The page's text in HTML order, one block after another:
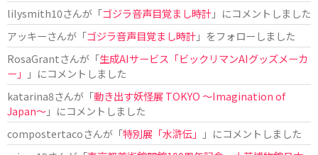
lilysmith10さんが「ゴジラ音声目覚まし時計」にコメントしました
アッキーさんが「ゴジラ音声目覚まし時計」をフォローしました
RosaGrantさんが「生成AIサービス「ビックリマンAIグッズメーカ
ー」
」にコメントしました
katarina8さんが「動き出す妖怪展 TOKYO 〜Imagination of
Japan〜」にコメントしました
compostertacoさんが「特別展「水滸伝」
」にコメントしました